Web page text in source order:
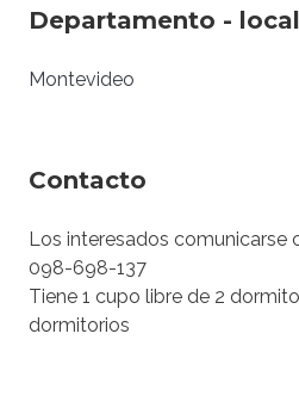
Departamento -
Montevideo
Contacto
Los interesados comunicarse
098-698-137
Tiene 1 cupo libre de 2
dormitorios